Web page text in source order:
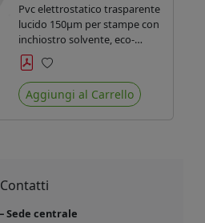
Pvc elettrostatico trasparente
lucido 150µm per stampe con
inchiostro solvente, eco-
solvente, uv e latex.
Preferiti
Aggiungi al Carrello
Contatti
Sede centrale